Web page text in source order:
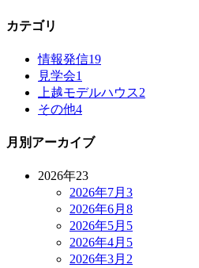
カテゴリ
情報発信19
見学会1
上越モデルハウス2
その他4
月別アーカイブ
2026年23
2026年7月 3
2026年6月 8
2026年5月 5
2026年4月 5
2026年3月 2